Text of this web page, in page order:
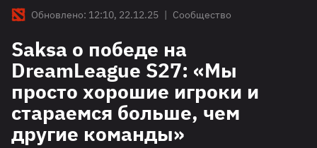
Обновлено: 12:10, 22.12.25 | Сообщество
Saksa о победе на
DreamLeague S27: «Мы
просто хорошие игроки и
стараемся больше, чем
другие команды»